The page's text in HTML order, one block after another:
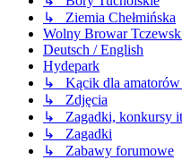
↳ Ziemia Chełmińska
Wolny Browar
Deutsch / English
Hydepark
↳ Kącik dla amatorów
↳ Zdjęcia
↳ Zagadki, konkursy
↳ Zagadki
↳ Zabawy forumowe